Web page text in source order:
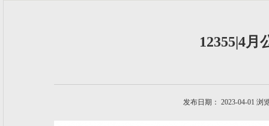
12355|4月
发布日期： 2023-04-01 浏